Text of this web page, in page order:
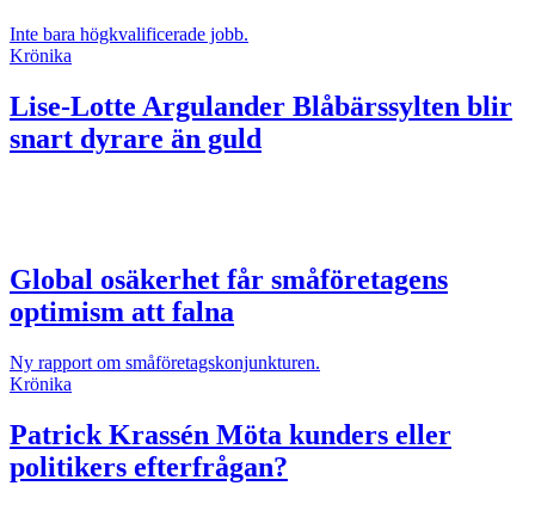
Inte bara högkvalificerade jobb.
Krönika
Lise-Lotte Argulander Blåbärssylten blir
snart dyrare än guld
Global osäkerhet får småföretagens
optimism att falna
Ny rapport om småföretagskonjunkturen.
Krönika
Patrick Krassén Möta kunders eller
politikers efterfrågan?